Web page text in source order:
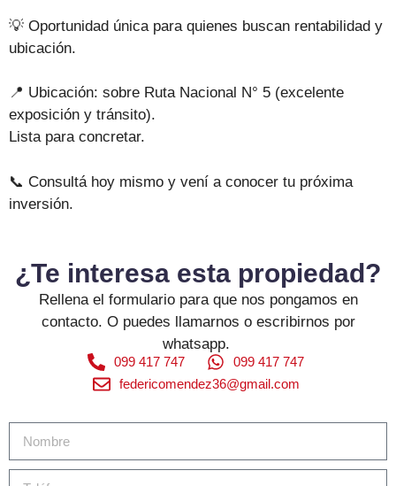
💡 Oportunidad única para quienes buscan rentabilidad y
ubicación.
📍 Ubicación: sobre Ruta Nacional N° 5 (excelente
exposición y tránsito).
Lista para concretar.
📞 Consultá hoy mismo y vení a conocer tu próxima
inversión.
¿Te interesa esta propiedad?
Rellena el formulario para que nos pongamos en
contacto. O puedes llamarnos o escribirnos por
whatsapp.
099 417 747
099 417 747
federicomendez36@gmail.com